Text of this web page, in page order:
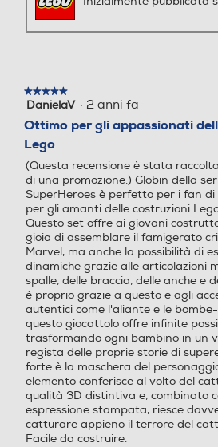
★★★★★
★★★★★
5
5
stelle.
DanielaV · 2 anni fa
Ottimo per gli appassionati
Lego
(Questa recensione è stata
di una promozione.) Globin della
SuperHeroes è perfetto per i fan
per gli amanti delle costruzioni
Questo set offre ai giovani
gioia di assemblare il famigerato
Marvel, ma anche la possibilità di
dinamiche grazie alle articolazioni
spalle, delle braccia, delle anche e
è proprio grazie a questo e agli
autentici come l'aliante e le bombe-
questo giocattolo offre infinite
trasformando ogni bambino in un
regista delle proprie storie di
forte è la maschera del
elemento conferisce al volto del
qualità 3D distintiva e, combinato
espressione stampata, riesce
catturare appieno il terrore del
Facile da costruire.